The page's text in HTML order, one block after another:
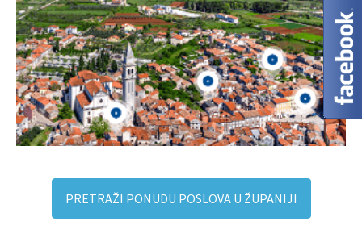
PRETRAŽI PONUDU POSLOVA U ŽUPANIJI